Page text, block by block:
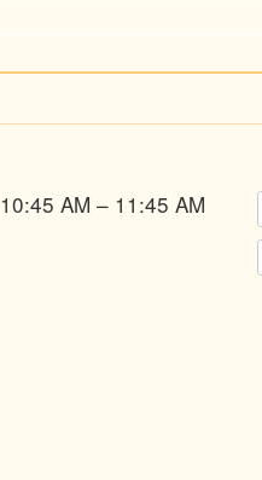
AM – 11:45 AM